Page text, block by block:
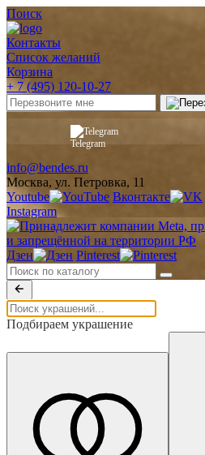
Поиск
Контакты
Список желаний
Корзина
+ 7 (495) 120-10-27
Telegram
info@bendes.ru
Москва, ул. Петровка, 11
Youtube
Вконтакте
Instagram
Дзен Pinterest
Подбираем украшение